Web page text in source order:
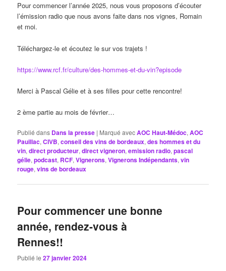
Pour commencer l’année 2025, nous vous proposons d’écouter
l’émission radio que nous avons faite dans nos vignes, Romain
et moi.
Téléchargez-le et écoutez le sur vos trajets !
https://www.rcf.fr/culture/des-hommes-et-du-vin?episode
Merci à Pascal Gélie et à ses filles pour cette rencontre!
2 ème partie au mois de février…
Publié dans Dans la presse | Marqué avecAOC Haut-Médoc,AOC
Pauillac,CIVB,conseil des vins de bordeaux,des hommes et du
vin,direct producteur,direct vigneron,emission radio,pascal
gélie,podcast, RCF,Vignerons,Vignerons Indépendants,vin
rouge,vins de bordeaux
Pour commencer une bonne
année, rendez-vous à
Rennes!!
Publié le27 janvier 2024